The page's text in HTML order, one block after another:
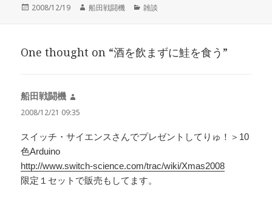
投
2008/12/19
作
船田戦闘機
カ
ー
雑談
One thought on “酒を飲まずに鮭を食う”
船田戦闘機
り:
2008/12/21 09:35
スイッチ・サイエンスさんでプレゼントしてりゅ！＞10
色Arduino
http://www.switch-science.com/trac/wiki/Xmas2008
限定１セットで販売もしてます。